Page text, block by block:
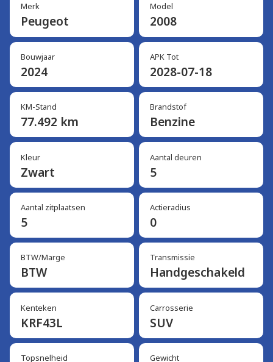
Merk
Peugeot
Model
2008
Bouwjaar
2024
APK Tot
2028-07-18
KM-Stand
77.492 km
Brandstof
Benzine
Kleur
Zwart
Aantal deuren
5
Aantal zitplaatsen
5
Actieradius
0
BTW/Marge
BTW
Transmissie
Handgeschakeld
Kenteken
KRF43L
Carrosserie
SUV
Topsnelheid Gewicht